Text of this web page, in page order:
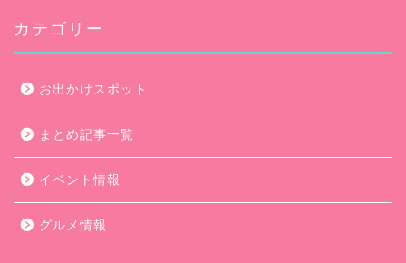
カテゴリー
お出かけスポット
まとめ記事一覧
イベント情報
グルメ情報